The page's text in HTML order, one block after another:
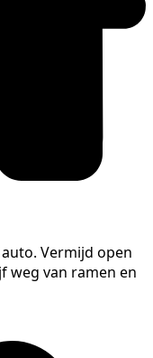
Vermijd open
weg van ramen en